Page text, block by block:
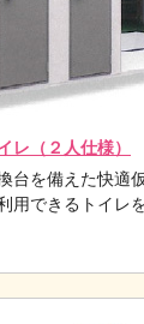
レ（２人仕様）
台を備えた快適
用できるトイレ